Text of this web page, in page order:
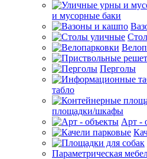
и мусорные баки
Перголы
табло
площадки/шкафы
Арт -
Параметрическая